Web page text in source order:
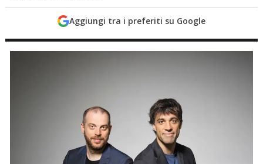
Aggiungi tra i preferiti su Google